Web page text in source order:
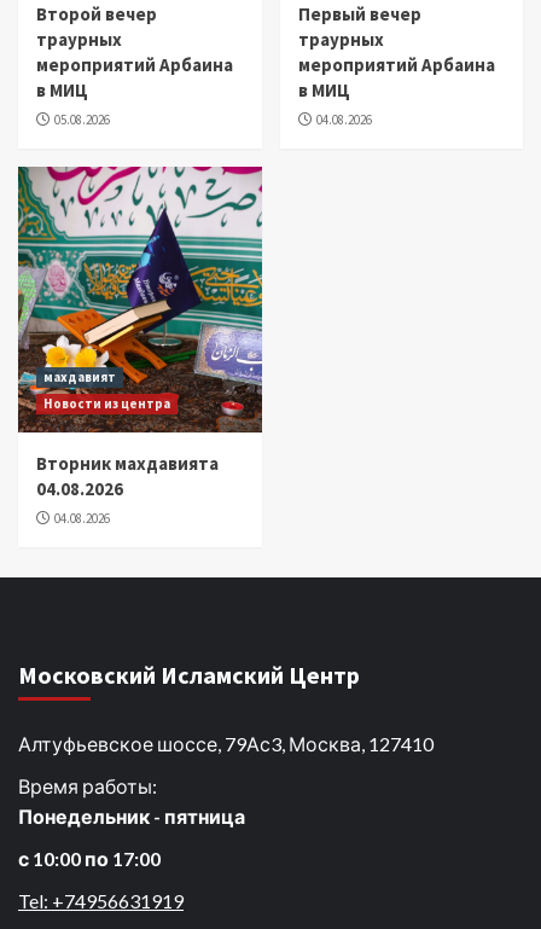
Второй вечер
траурных
мероприятий Арбаина
в МИЦ
05.08.2026
Первый вечер
траурных
мероприятий Арбаина
в МИЦ
04.08.2026
махдавият
Новости из центра
Вторник махдавията
04.08.2026
04.08.2026
Московский Исламский Центр
Алтуфьевское шоссе, 79Ас3, Москва, 127410
Время работы:
Понедельник - пятница
с 10:00 по 17:00
Tel: +74956631919